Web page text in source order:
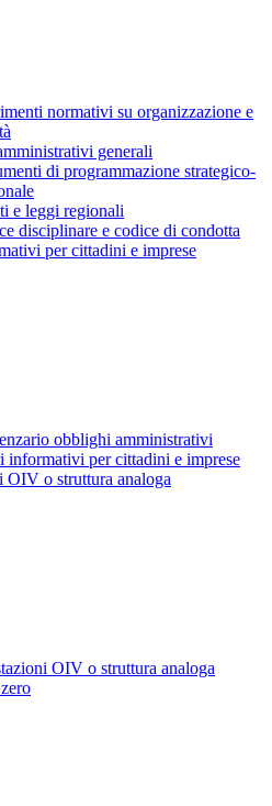
normativi su organizzazione e
generali
di programmazione strategico-
e leggi regionali
disciplinare e codice di condotta
per cittadini e imprese
obblighi amministrativi
informativi per cittadini e imprese
OIV o struttura analoga
OIV o struttura analoga